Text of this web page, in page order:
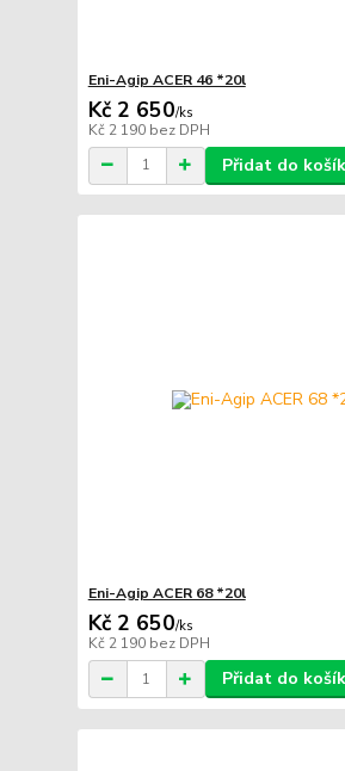
Eni-Agip ACER 46 *20l
Kč 2 650/ks
Kč 2 190 bez DPH
Přidat do
Eni-Agip ACER 68 *20l
Kč 2 650/ks
Kč 2 190 bez DPH
Přidat do